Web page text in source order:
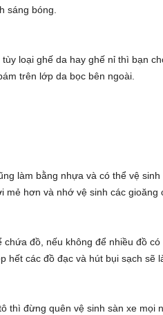
sáng bóng.
loại ghế da hay ghế nỉ thì bạn
trên lớp da bọc bên ngoài.
làm bằng nhựa và có thể vệ
mẻ hơn và nhớ vệ sinh các gioăng
chứa đồ, nếu không để nhiều đồ
hết các đồ đạc và hút bụi sạch sẽ
thì đừng quên vệ sinh sàn xe